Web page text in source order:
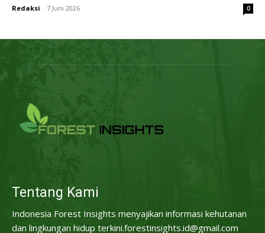
Redaksi - 7 Juni 2026 0
Tentang Kami
Indonesia Forest Insights menyajikan informasi kehutanan
dan lingkungan hidup terkini.forestinsights.id@gmail.com